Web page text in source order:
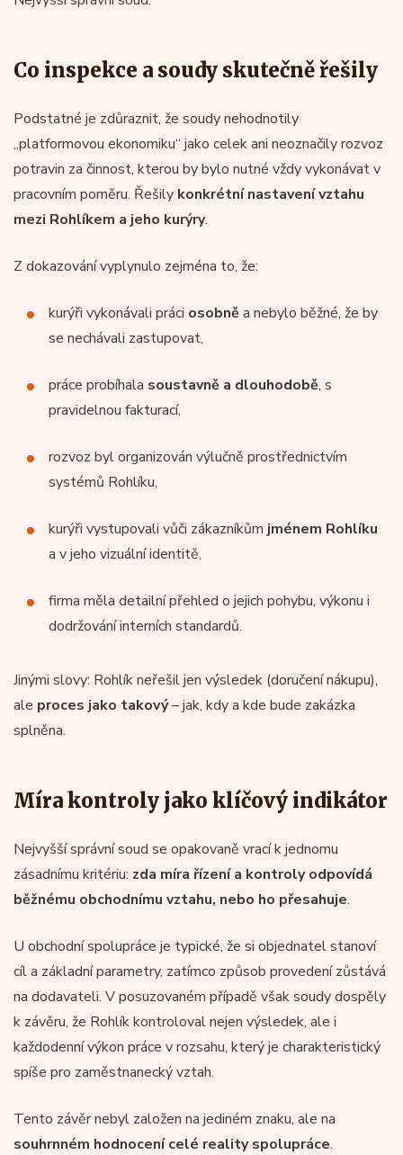
Co inspekce a soudy skutečně řešily
Podstatné je zdůraznit, že soudy nehodnotily
„platformovou ekonomiku“ jako celek ani neoznačily rozvoz
potravin za činnost, kterou by bylo nutné vždy vykonávat v
pracovním poměru. Řešily konkrétní nastavení vztahu
mezi Rohlíkem a jeho kurýry.
Z dokazování vyplynulo zejména to, že:
kurýři vykonávali práci osobně a nebylo běžné, že by
se nechávali zastupovat,
práce probíhala soustavně a dlouhodobě, s
pravidelnou fakturací,
rozvoz byl organizován výlučně prostřednictvím
systémů Rohlíku,
kurýři vystupovali vůči zákazníkům jménem Rohlíku
a v jeho vizuální identitě,
firma měla detailní přehled o jejich pohybu, výkonu i
dodržování interních standardů.
Jinými slovy: Rohlík neřešil jen výsledek (doručení nákupu),
ale proces jako takový– jak, kdy a kde bude zakázka
splněna.
Míra kontroly jako klíčový indikátor
Nejvyšší správní soud se opakovaně vrací k jednomu
zásadnímu kritériu: zda míra řízení a kontroly odpovídá
běžnému obchodnímu vztahu, nebo ho přesahuje.
U obchodní spolupráce je typické, že si objednatel stanoví
cíl a základní parametry, zatímco způsob provedení zůstává
na dodavateli. V posuzovaném případě však soudy dospěly
k závěru, že Rohlík kontroloval nejen výsledek, ale i
každodenní výkon práce v rozsahu, který je charakteristický
spíše pro zaměstnanecký vztah.
Tento závěr nebyl založen na jediném znaku, ale na
souhrnném hodnocení celé reality spolupráce.